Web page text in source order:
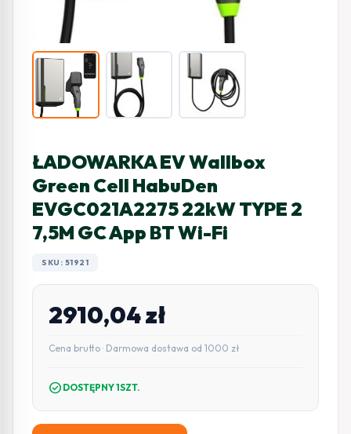
ŁADOWARKA EV Wallbox
Green Cell HabuDen
EVGC021A2275 22kW TYPE 2
7,5M GC App BT Wi-Fi
SKU: 51921
2910,04zł
Cena brutto · Darmowa dostawa od 1000 zł
check_circle DOSTĘPNY 1SZT.